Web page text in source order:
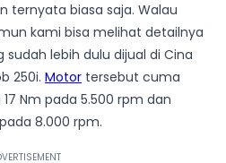
ternyata biasa saja. Walau
kami bisa melihat detailnya
lebih dulu dijual di Cina
250i. Motor tersebut cuma
Nm pada 5.500 rpm dan
8.000 rpm.